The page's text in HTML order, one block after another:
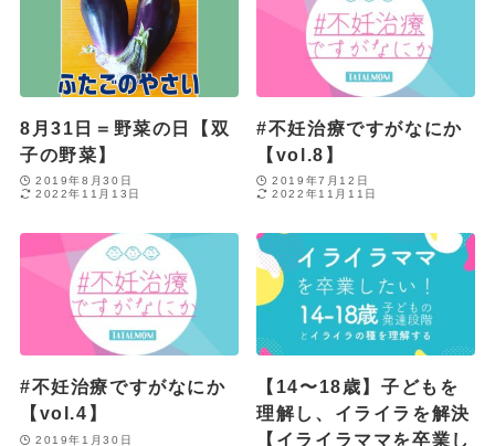
8月31日＝野菜の日【双
子の野菜】
2019年8月30日
2022年11月13日
#不妊治療ですがなにか
【vol.8】
2019年7月12日
2022年11月11日
#不妊治療ですがなにか
【vol.4】
2019年1月30日
【14〜18歳】子どもを
理解し、イライラを解決
【イライラママを卒業し